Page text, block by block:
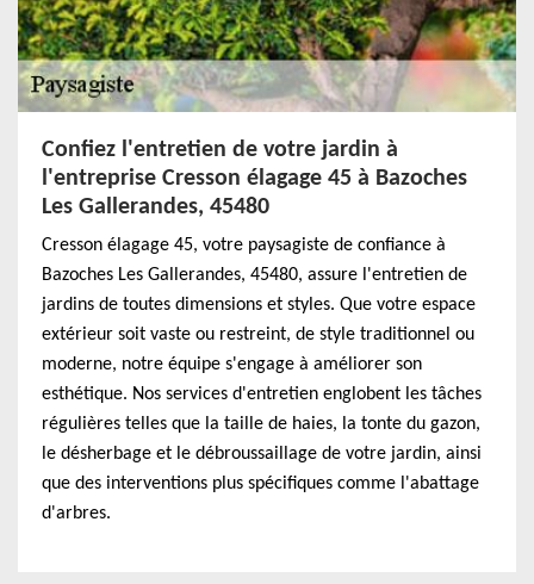
Confiez l'entretien de votre jardin à
l'entreprise Cresson élagage 45 à Bazoches
Les Gallerandes, 45480
Cresson élagage 45, votre paysagiste de confiance à
Bazoches Les Gallerandes, 45480, assure l'entretien de
jardins de toutes dimensions et styles. Que votre espace
extérieur soit vaste ou restreint, de style traditionnel ou
moderne, notre équipe s'engage à améliorer son
esthétique. Nos services d'entretien englobent les tâches
régulières telles que la taille de haies, la tonte du gazon,
le désherbage et le débroussaillage de votre jardin, ainsi
que des interventions plus spécifiques comme l'abattage
d'arbres.